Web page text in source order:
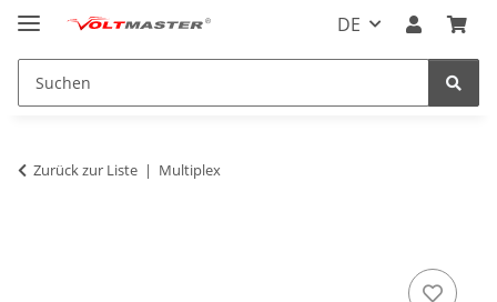
DE
Zurück zur Liste Multiplex